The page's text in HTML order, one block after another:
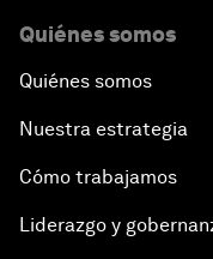
Quiénes somos
Quiénes somos
Nuestra estrategia
Cómo trabajamos
Liderazgo y